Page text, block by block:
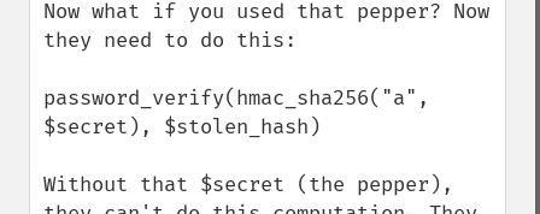
Now what if you used that pepper? Now
they need to do this:
password_verify(hmac_sha256("a",
$secret), $stolen_hash)
Without that $secret (the pepper),